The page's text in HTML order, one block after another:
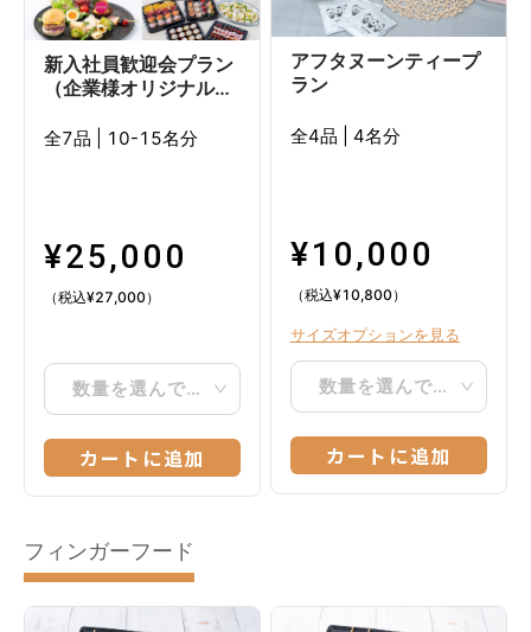
新入社員歓迎会プラン
（企業様オリジナルデ
日前注文
全7品 10-15名分
¥25,000
（税込¥27,000）
数量を選んでください
カートに追加
アフタヌーンティープ
ラン
全4品 4名分
¥10,000
（税込¥10,800）
サイズオプションを見る
数量を選んでください
カートに追加
フィンガーフード
合鴨スモークとオリーブと赤ピーマンのピンチョスM
砂肝とインゲンと黄ピーマンのピンチョスM
イカとパプリカのピンチョスM
タコとセミドライトマトのピンチョスM
ミニチーズバーガー&フィッシュバーガーM
エビカツバーガーM
【寺井幸也監修】太巻き寿司Ｍ
【寺井幸也監修】幸せいなり M
【寺井幸也監修】季節のいなり寿司M
お花見いなりM
2種のラップロールM
ベジタブルラップロールM